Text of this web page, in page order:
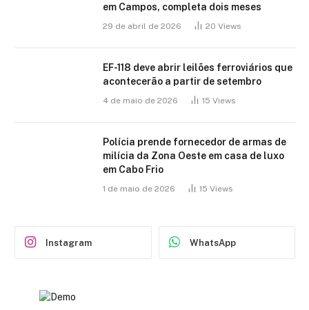
em Campos, completa dois meses
29 de abril de 2026 20 Views
EF-118 deve abrir leilões ferroviários que
acontecerão a partir de setembro
4 de maio de 2026 15 Views
Polícia prende fornecedor de armas de
milícia da Zona Oeste em casa de luxo
em Cabo Frio
1 de maio de 2026 15 Views
Instagram WhatsApp